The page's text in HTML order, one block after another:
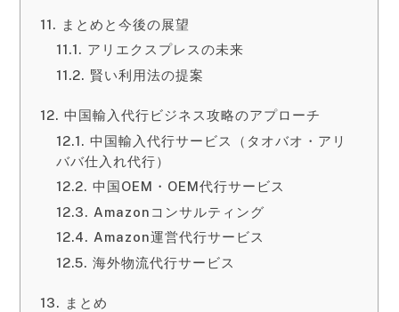
まとめと今後の展望
アリエクスプレスの未来
賢い利用法の提案
中国輸入代行ビジネス攻略のアプローチ
中国輸入代行サービス（タオバオ・アリ
ババ仕入れ代行）
中国OEM・OEM代行サービス
Amazonコンサルティング
Amazon運営代行サービス
海外物流代行サービス
まとめ